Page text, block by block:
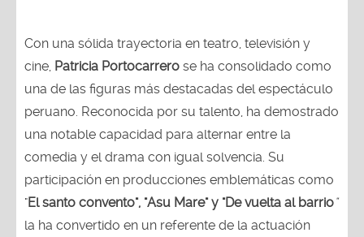
Con una sólida trayectoria en teatro, televisión y
cine, Patricia Portocarrero se ha consolidado como
una de las figuras más destacadas del espectáculo
peruano. Reconocida por su talento, ha demostrado
una notable capacidad para alternar entre la
comedia y el drama con igual solvencia. Su
participación en producciones emblemáticas como
"El santo convento", "Asu Mare" y "De vuelta al barrio"
la ha convertido en un referente de la actuación